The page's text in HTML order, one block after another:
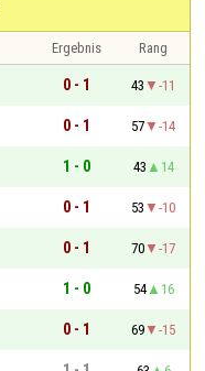
Ergebnis
Rang
0 - 1 43
-11
0 - 1 57
-14
1 - 0 43
14
0 - 1 53
-10
0 - 1 70
-17
1 - 0 54
16
0 - 1 69
-15